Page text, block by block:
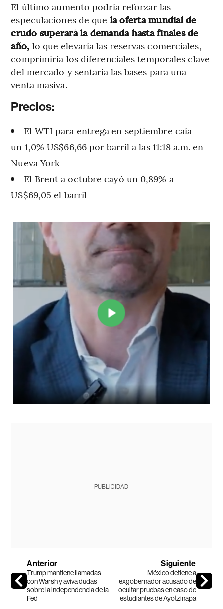
El último aumento podría reforzar las
especulaciones de que la oferta mundial de
crudo superará la demanda hasta finales de
año, lo que elevaría las reservas comerciales,
comprimiría los diferenciales temporales clave
del mercado y sentaría las bases para una
venta masiva.
Precios:
El WTI para entrega en septiembre caía
un 1,0% US$66,66 por barril a las 11:18 a.m. en
Nueva York
El Brent a octubre cayó un 0,89% a
US$69,05 el barril
PUBLICIDAD
Anterior
Trump mantiene llamadas
con Warsh y aviva dudas
sobre la independencia de la
Fed
Siguiente
México detiene a
exgobernador acusado de
ocultar pruebas en caso de
estudiantes de Ayotzinapa